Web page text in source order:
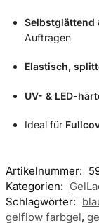
Selbstglättend
Auftragen
Elastisch,
UV- & LED-
Ideal für
Artikelnummer:
Kategorien:
Schlagwörter:
gelflow farbgel,